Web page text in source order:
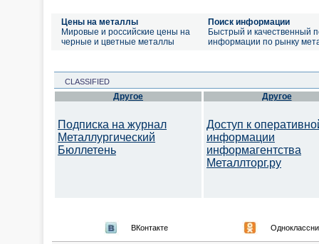
Цены на металлы
Мировые и российские цены на
черные и цветные металлы
Поиск информации
Быстрый и качественный
информации по рынку
CLASSIFIED
Другое
Подписка на журнал
Металлургический
Бюллетень
Другое
Доступ к
информации
информагентства
Металлторг.ру
ВКонтакте